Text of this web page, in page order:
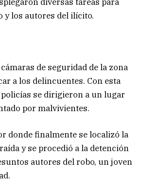
y los autores del ilícito.
de seguridad de la zona
a los delincuentes. Con esta
se dirigieron a un lugar
por malvivientes.
donde finalmente se localizó la
y se procedió a la detención
autores del robo, un joven